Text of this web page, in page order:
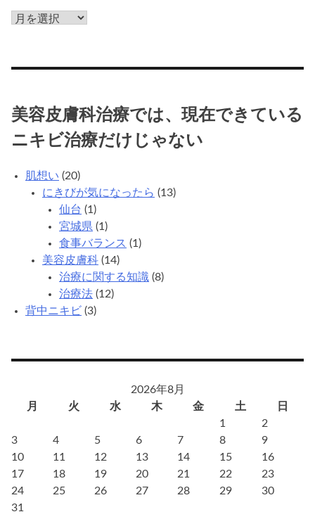
い
皮
の
キ
ビ
治
美容皮膚科治療では、現在できている
ニキビ治療だけじゃない
肌想い (20)
にきびが気になったら (13)
仙台 (1)
宮城県 (1)
食事バランス (1)
美容皮膚科 (14)
治療に関する知識 (8)
治療法 (12)
背中ニキビ (3)
2026年8月
月
火 水 木 金 土
日
1
2
3
4 5 6 7 8
9
10
11 12 13 14 15
16
17
18 19 20 21 22
23
24
25 26 27 28 29
30
31